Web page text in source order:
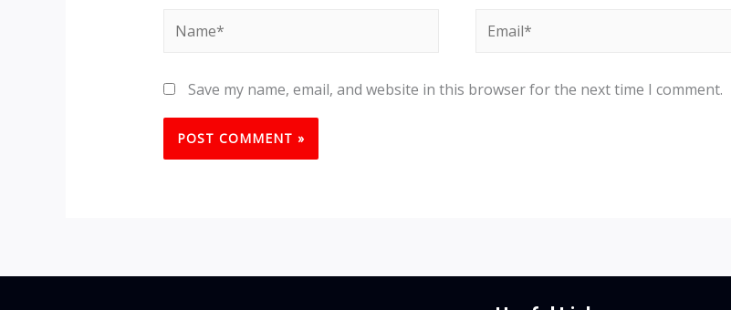
Name* Email*
Save my name, email, and website in this browser for the next time I comment.